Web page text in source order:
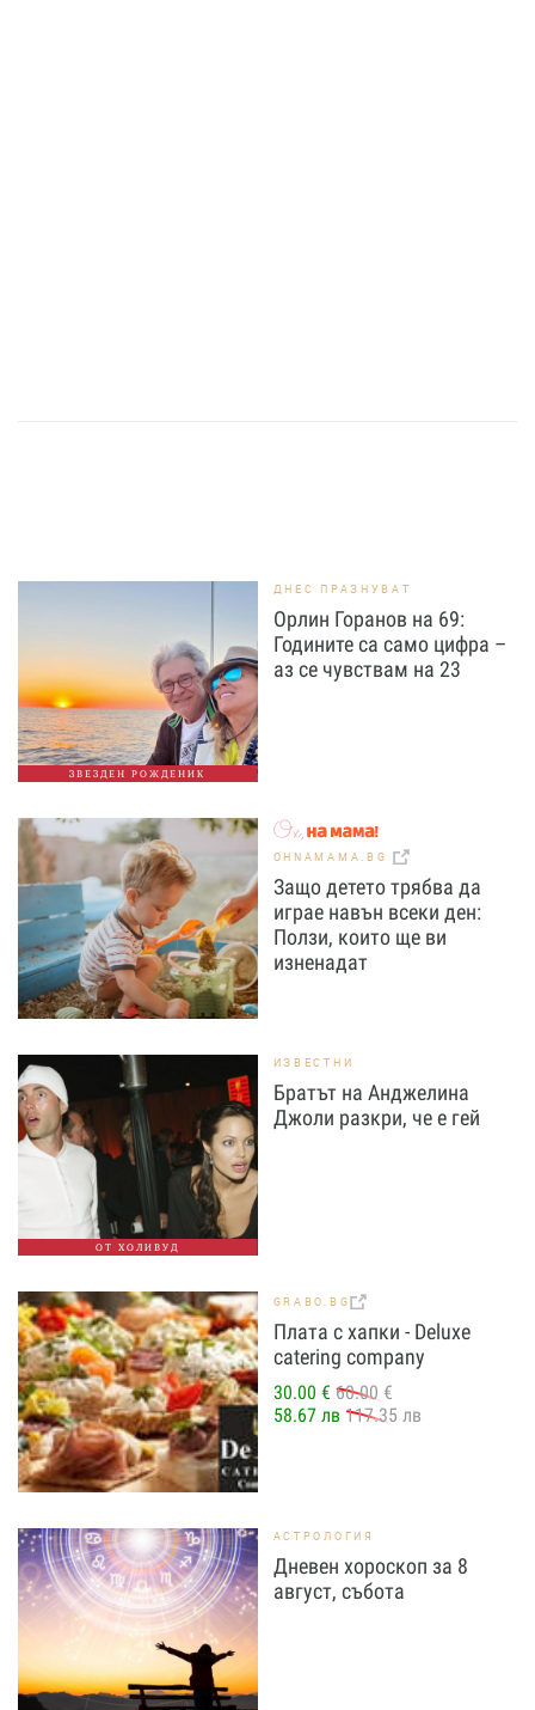
ЗВЕЗДЕН РОЖДЕНИК
ДНЕС ПРАЗНУВАТ
Орлин Горанов на 69:
Годините са само цифра –
аз се чувствам на 23
OHNAMAMA.BG
Защо детето трябва да
играе навън всеки ден:
Ползи, които ще ви
изненадат
ОТ ХОЛИВУД
ИЗВЕСТНИ
Братът на Анджелина
Джоли разкри, че е гей
GRABO.BG
Плата с хапки - Deluxe
catering company
30.00 € 60.00 €
58.67 лв 117.35 лв
АСТРОЛОГИЯ
Дневен хороскоп за 8
август, събота